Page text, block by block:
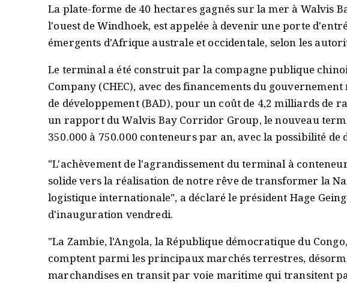
La plate-forme de 40 hectares gagnés sur la mer à Walvis
l'ouest de Windhoek, est appelée à devenir une porte
émergents d'Afrique australe et occidentale, selon les
Le terminal a été construit par la compagne publique
Company (CHEC), avec des financements du
de développement (BAD), pour un coût de 4,2 milliards de
un rapport du Walvis Bay Corridor Group, le nouveau
350.000 à 750.000 conteneurs par an, avec la possibilité
"L'achèvement de l'agrandissement du terminal à
solide vers la réalisation de notre rêve de transformer la
logistique internationale", a déclaré le président Hage
d'inauguration vendredi.
"La Zambie, l'Angola, la République démocratique du
comptent parmi les principaux marchés terrestres,
marchandises en transit par voie maritime qui transitent